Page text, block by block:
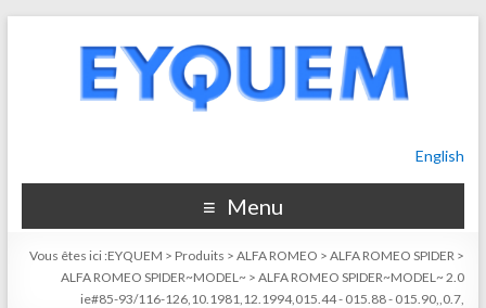
English
Menu
Vous êtes ici :EYQUEM > Produits >ALFA ROMEO >ALFA ROMEO SPIDER >
ALFA ROMEO SPIDER~MODEL~ >ALFA ROMEO SPIDER~MODEL~ 2.0
ie#85-93/116-126,10.1981,12.1994,015.44 - 015.88 - 015.90,,0.7,